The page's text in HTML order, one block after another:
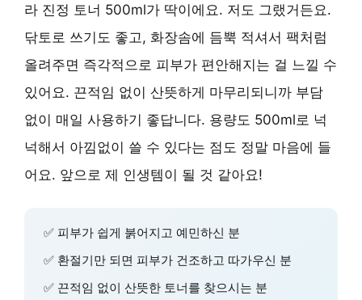
라 진정 토너 500ml가 딱이에요. 저도 그랬거든요.
닦토로 쓰기도 좋고, 화장솜에 듬뿍 적셔서 팩처럼
올려주면 즉각적으로 피부가 편안해지는 걸 느낄 수
있어요. 끈적임 없이 산뜻하게 마무리되니까 부담
없이 매일 사용하기 좋답니다. 용량도 500ml로 넉
넉해서 아낌없이 쓸 수 있다는 점도 정말 마음에 들
어요. 앞으로 제 인생템이 될 것 같아요!
✅ 피부가 쉽게 붉어지고 예민하신 분
✅ 환절기만 되면 피부가 건조하고 따가우신 분
✅ 끈적임 없이 산뜻한 토너를 찾으시는 분